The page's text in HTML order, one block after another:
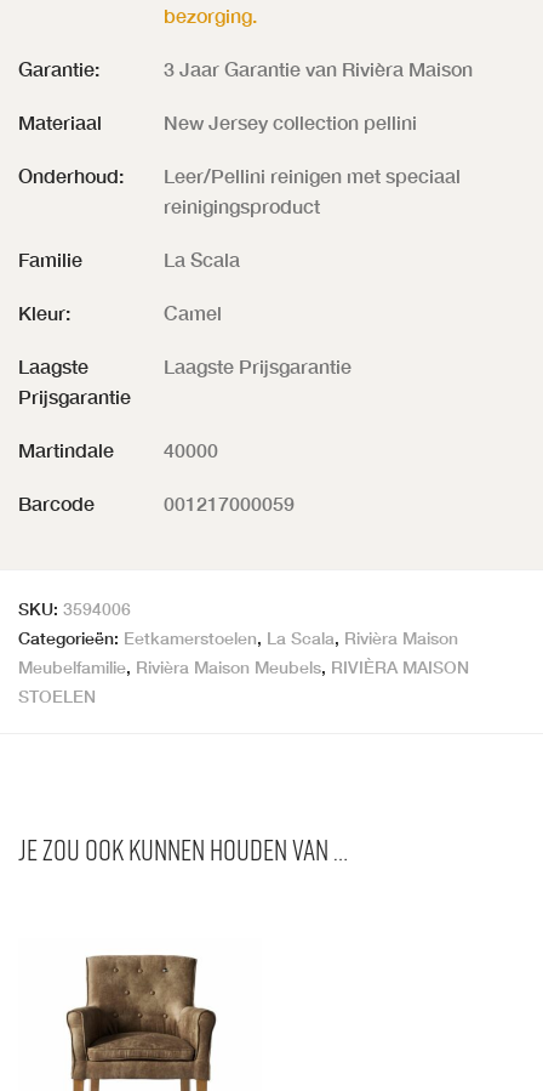
bezorging.
Garantie: 3 Jaar Garantie van Rivièra Maison
Materiaal New Jersey collection pellini
Onderhoud:
Leer/Pellini reinigen met speciaal
reinigingsproduct
Familie La Scala
Kleur: Camel
Laagste
Prijsgarantie
Laagste Prijsgarantie
Martindale 40000
Barcode 001217000059
SKU: 3594006
Categorieën: Eetkamerstoelen, La Scala, Rivièra Maison
Meubelfamilie, Rivièra Maison Meubels, RIVIÈRA MAISON
STOELEN
Je zou ook kunnen houden van …